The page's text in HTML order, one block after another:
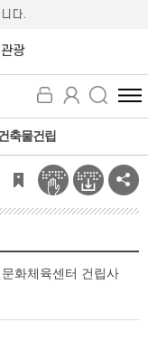
다.
광
전
체
뉴
보
기
축물건립
화체육센터 건립사